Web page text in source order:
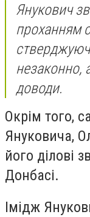
Янукович
проханням
незаконно,
доводи.
Окрім того,
Януковича,
його ділові
Донбасі.
Імідж